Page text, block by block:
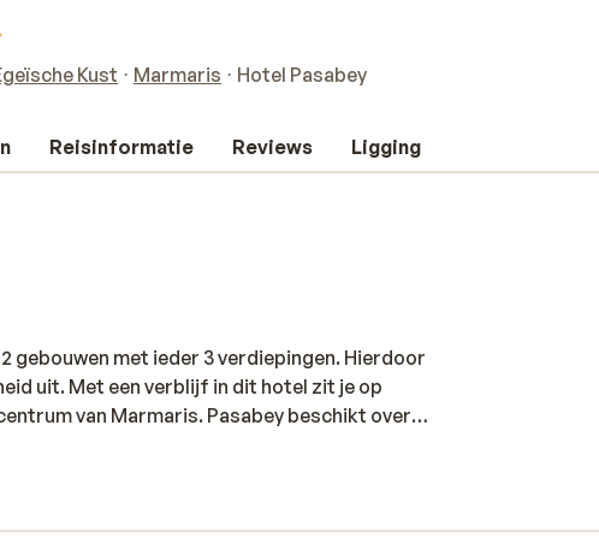
Kust Marmaris Hotel Pasabey
Reisinformatie Reviews Ligging
gebouwen met ieder 3 verdiepingen. Hierdoor
uit. Met een verblijf in dit hotel zit je op
van Marmaris. Pasabey beschikt over
restaurant trouwens, waar het water je in de
van de stralende zon.